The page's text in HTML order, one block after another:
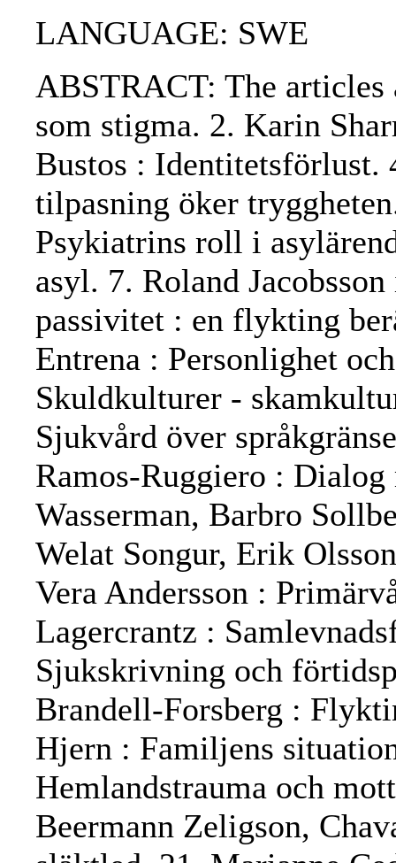
LANGUAGE: SWE
ABSTRACT: The
som stigma. 2. Karin
Bustos :
tilpasning öker
Psykiatrins roll i
asyl. 7. Roland
passivitet : en flykting
Entrena : Personlighet
Skuldkulturer -
Sjukvård över
Ramos-Ruggiero :
Wasserman, Barbro
Welat Songur, Erik
Vera Andersson :
Lagercrantz :
Sjukskrivning och
Brandell-Forsberg :
Hjern : Familjens
Hemlandstrauma och
Beermann Zeligson,